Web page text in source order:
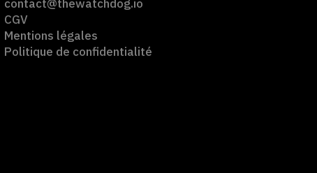
contact@thewatchdog.io
CGV
Mentions légales
Politique de confidentialité